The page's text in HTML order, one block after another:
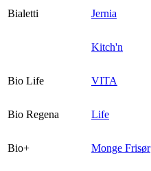
Bialetti
Jernia
Kitch'n
Bio Life
VITA
Bio Regena Life
Bio+
Monge Frisør